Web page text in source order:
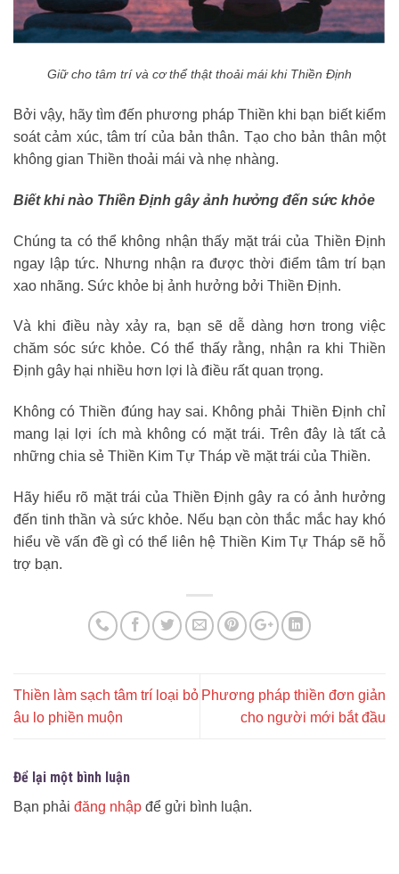
Giữ cho tâm trí và cơ thể thật thoải mái khi Thiền Định
Bởi vậy, hãy tìm đến phương pháp Thiền khi bạn biết kiểm
soát cảm xúc, tâm trí của bản thân. Tạo cho bản thân một
không gian Thiền thoải mái và nhẹ nhàng.
Biết khi nào Thiền Định gây ảnh hưởng đến sức khỏe
Chúng ta có thể không nhận thấy mặt trái của Thiền Định
ngay lập tức. Nhưng nhận ra được thời điểm tâm trí bạn
xao nhãng. Sức khỏe bị ảnh hưởng bởi Thiền Định.
Và khi điều này xảy ra, bạn sẽ dễ dàng hơn trong việc
chăm sóc sức khỏe. Có thể thấy rằng, nhận ra khi Thiền
Định gây hại nhiều hơn lợi là điều rất quan trọng.
Không có Thiền đúng hay sai. Không phải Thiền Định chỉ
mang lại lợi ích mà không có mặt trái. Trên đây là tất cả
những chia sẻ Thiền Kim Tự Tháp về mặt trái của Thiền.
Hãy hiểu rõ mặt trái của Thiền Định gây ra có ảnh hưởng
đến tinh thần và sức khỏe. Nếu bạn còn thắc mắc hay khó
hiểu về vấn đề gì có thể liên hệ Thiền Kim Tự Tháp sẽ hỗ
trợ bạn.
Thiền làm sạch tâm trí loại bỏ
âu lo phiền muộn
Phương pháp thiền đơn giản
cho người mới bắt đầu
Để lại một bình luận
Bạn phải đăng nhập để gửi bình luận.